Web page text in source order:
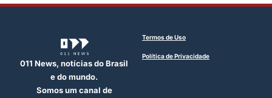
011 News, notícias do Brasil
e do mundo.
Somos um canal de
Termos de Uso
Política de Privacidade